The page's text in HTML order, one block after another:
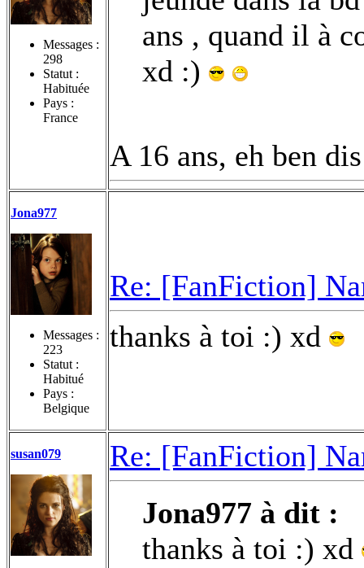
Messages :
298
Statut :
Habituée
Pays :
France
ans , quand il à
xd :)
A 16 ans, eh ben
Jona977
Messages :
223
Statut :
Habitué
Pays :
Belgique
Re: [FanFiction]
thanks à toi :) xd
susan079
Re: [FanFiction]
Jona977 à dit :
thanks à toi :) xd